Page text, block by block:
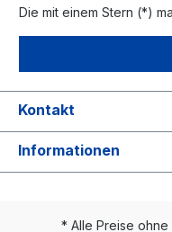
Die mit einem Stern (*)
Kontakt
Informationen
* Alle Preise